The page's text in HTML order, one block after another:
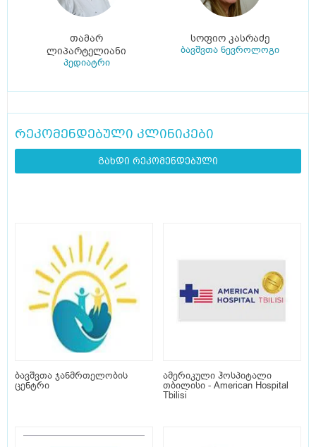
თამარ
ლიპარტელიანი
პედიატრი
სოფიო კასრაძე
ბავშვთა ნევროლოგი
რეკომენდებული კლინიკები
გახდი რეკომენდებული
ბავშვთა ჯანმრთელობის
ცენტრი
ამერიკული ჰოსპიტალი
თბილისი - American Hospital
Tbilisi